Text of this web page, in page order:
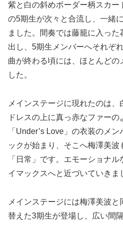
紫と白の斜めボーダー柄スカ
の5期生が次々と合流し、一緒
ました。間奏では藤籠に入った
出し、5期生メンバーへそれぞ
曲が終わる頃には、ほとんどの
した。
メインステージに現れたのは
ドレスの上に真っ赤なファー
「Under’s Love」の衣装のメ
ックが始まり、そこへ梅澤美
「日常」です。エモーショナ
イマックスへと近づいていきま
メインステージには梅澤美波
替えた3期生が登場し、広い間